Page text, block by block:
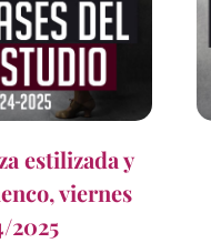
estilizada y
viernes
2025